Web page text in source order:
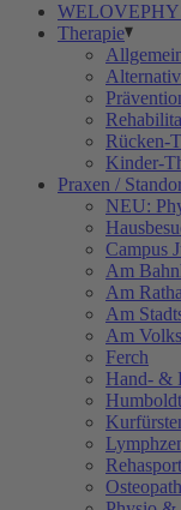
Therapie
Rücken-
Kinder-
Praxen /
NEU:
Campus
Am
Am
Am
Am
Ferch
Hand- &